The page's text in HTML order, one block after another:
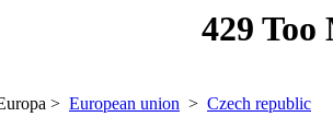
> European union > Czech republic